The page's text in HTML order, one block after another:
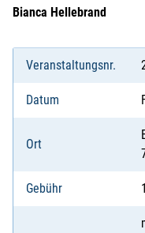
Bianca Hellebrand
Veranstaltungsnr.
Datum
Ort
Gebühr